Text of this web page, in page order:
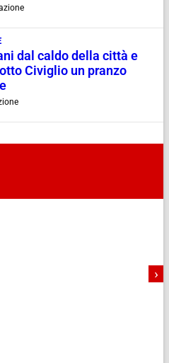
dal caldo della città e
Civiglio un pranzo
›